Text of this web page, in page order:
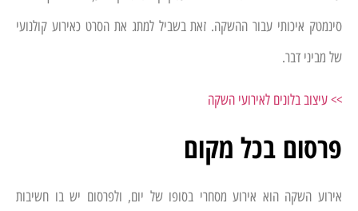
סינמטק איכותי עבור ההשקה. זאת בשביל למתג את הסרט כאירוע קולנועי
של מביני דבר.
>> עיצוב בלונים לאירועי השקה
פרסום בכל מקום
אירוע השקה הוא אירוע מסחרי בסופו של יום, ולפרסום יש בו חשיבות